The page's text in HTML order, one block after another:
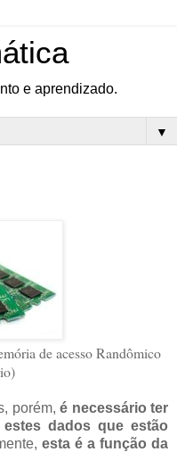
e aprendizado.
▼
de acesso Randômico
porém, é necessário ter
dados que estão
esta é a função da